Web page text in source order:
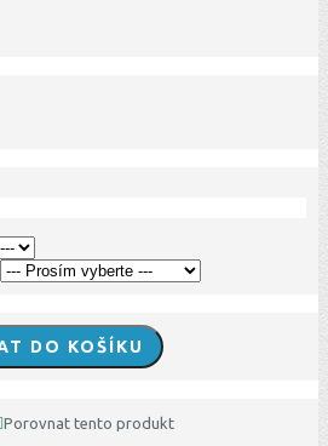
DO KOŠÍKU
Porovnat tento produkt